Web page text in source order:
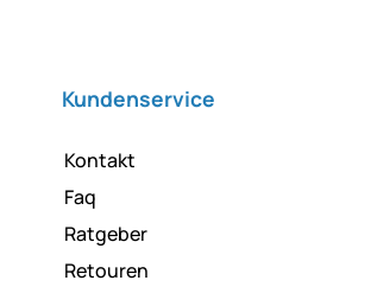
Kundenservice
Kontakt
Faq
Ratgeber
Retouren